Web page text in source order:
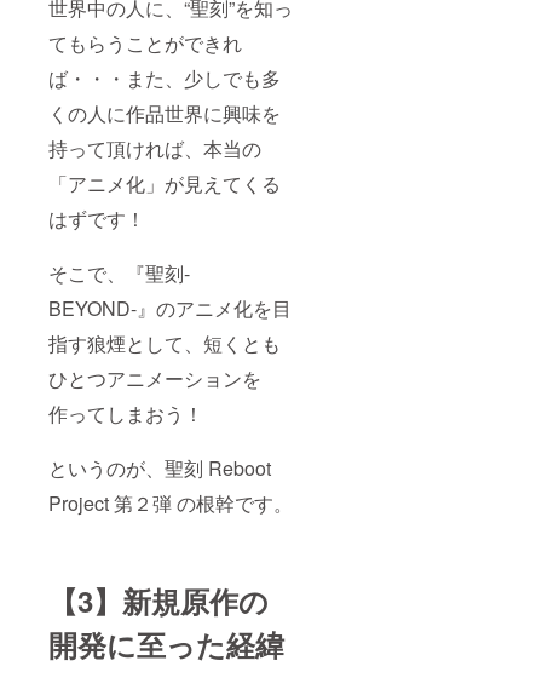
世界中の人に、“聖刻”を知っ
てもらうことができれ
ば・・・また、少しでも多
くの人に作品世界に興味を
持って頂ければ、本当の
「アニメ化」が見えてくる
はずです！
そこで、『聖刻-
BEYOND-』のアニメ化を目
指す狼煙として、短くとも
ひとつアニメーションを
作ってしまおう！
というのが、聖刻 Reboot
Project 第２弾 の根幹です。
【3】新規原作の
開発に至った経緯